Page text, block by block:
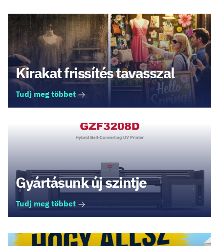
Kirakat frissítés tavasszal
Tudj meg többet
Gyártásunk új szintje
Tudj meg többet